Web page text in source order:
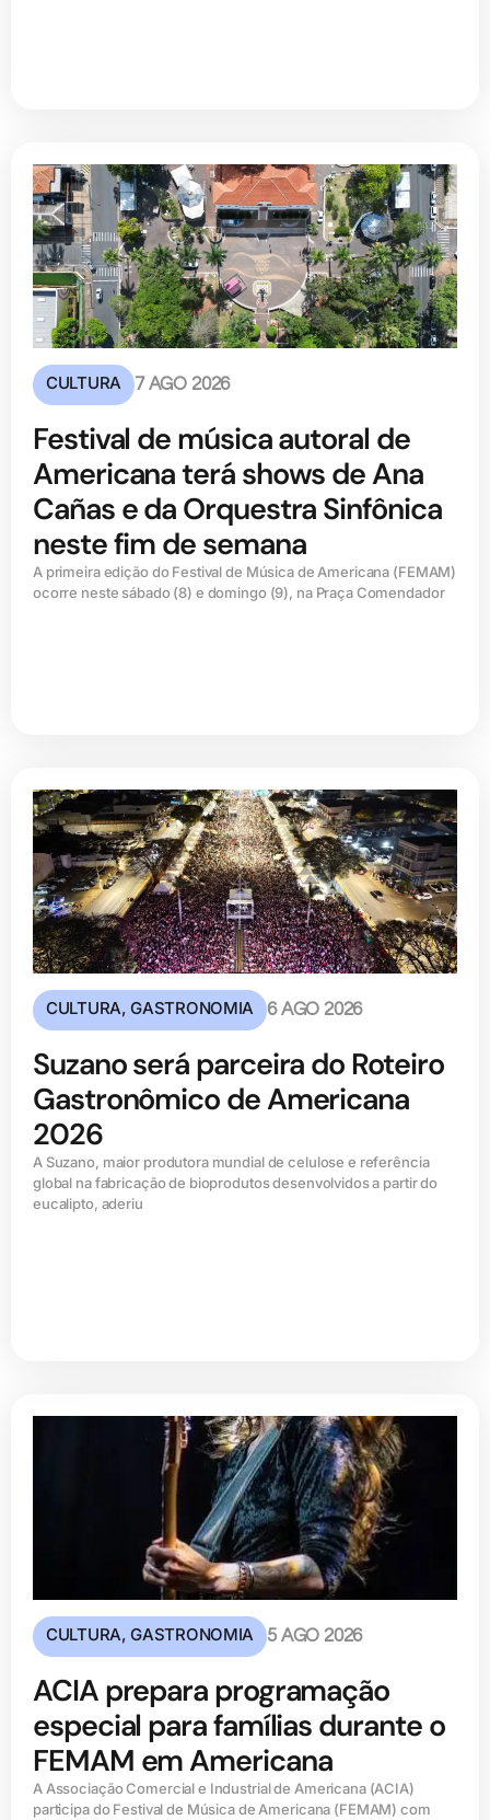
CULTURA 7 AGO 2026
Festival de música autoral de
Americana terá shows de Ana
Cañas e da Orquestra Sinfônica
neste fim de semana
A primeira edição do Festival de Música de Americana (FEMAM)
ocorre neste sábado (8) e domingo (9), na Praça Comendador
CULTURA,GASTRONOMIA 6 AGO 2026
Suzano será parceira do Roteiro
Gastronômico de Americana
2026
A Suzano, maior produtora mundial de celulose e referência
global na fabricação de bioprodutos desenvolvidos a partir do
eucalipto, aderiu
CULTURA,GASTRONOMIA 5 AGO 2026
ACIA prepara programação
especial para famílias durante o
FEMAM em Americana
A Associação Comercial e Industrial de Americana (ACIA)
participa do Festival de Música de Americana (FEMAM) com